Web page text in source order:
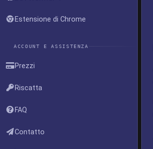
Estensione di Chrome
ACCOUNT E ASSISTENZA
Prezzi
Riscatta
FAQ
Contatto